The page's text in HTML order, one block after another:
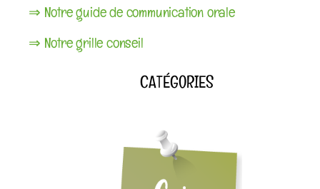
⇒ Notre guide de communication orale
⇒ Notre grille conseil
CATÉGORIES